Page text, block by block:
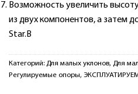
Возможность увеличить
из двух компонентов, а затем
Star.B
Категорий: Для малых уклонов, Для
Регулируемые опоры,